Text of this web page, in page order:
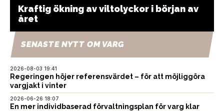
Kraftig ökning av viltolyckor i början av
året
SENASTE NYTT OM VARG
2026-08-03 19:41
Regeringen höjer referensvärdet – för att möjliggöra
vargjakt i vinter
2026-06-26 18:07
En mer individbaserad förvaltningsplan för varg klar